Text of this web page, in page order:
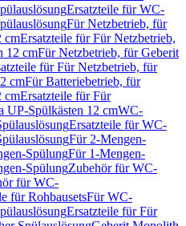
Ersatzteile für WC-
Für Netzbetrieb, für
cmErsatzteile für Für Netzbetrieb,
12 cmFür Netzbetrieb, für Geberit
für Für Netzbetrieb, für
cmFür Batteriebetrieb, für
cmErsatzteile für Für
UP-Spülkästen 12 cmWC-
Ersatzteile für WC-
Für 2-Mengen-
SpülungFür 1-Mengen-
SpülungZubehör für WC-
für WC-
für RohbausetsFür WC-
Ersatzteile für Für